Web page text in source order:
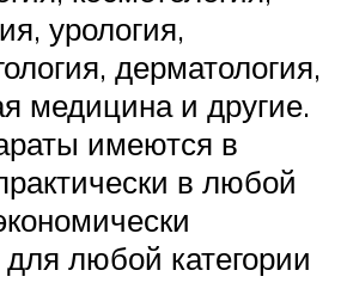
урология,
дерматология,
медицина и другие.
имеются в
в любой
любой категории